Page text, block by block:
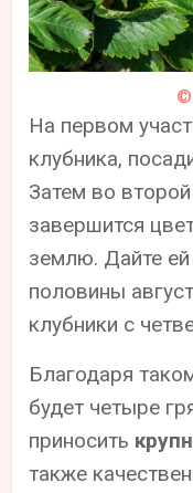
©
На первом
клубника,
Затем во
завершится
землю. Дайте ей
половины
клубники с
Благодаря
будет четыре
приносить
также